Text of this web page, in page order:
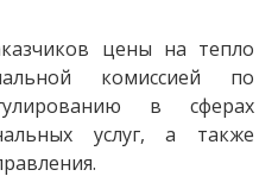
цены на тепло
комиссией по
в сферах
услуг, а также